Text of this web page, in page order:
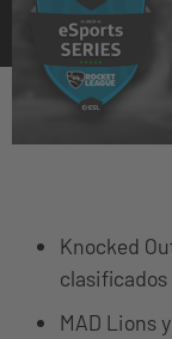
Knocked
clasificados
MAD Lions